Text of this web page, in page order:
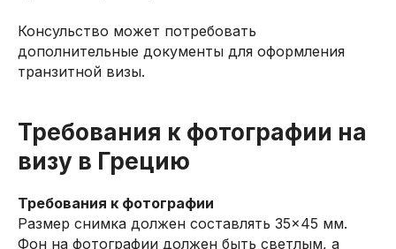
Консульство может потребовать
дополнительные документы для оформления
транзитной визы.
Требования к фотографии на
визу в Грецию
Требования к фотографии
Размер снимка должен составлять 35×45 мм.
Фон на фотографии должен быть светлым, а